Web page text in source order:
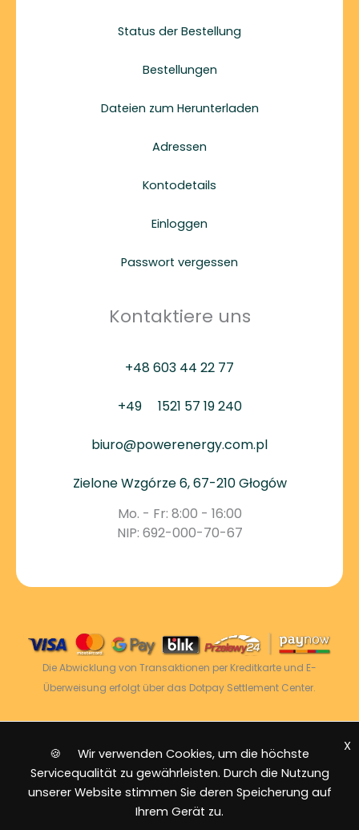
Status der Bestellung
Bestellungen
Dateien zum Herunterladen
Adressen
Kontodetails
Einloggen
Passwort vergessen
Kontaktiere uns
+48 603 44 22 77
+49 1521 57 19 240
biuro@powerenergy.com.pl
Zielone Wzgórze 6, 67-210 Głogów
Mo. - Fr: 8:00 - 16:00
NIP: 692-000-70-67
Die Abwicklung von Transaktionen per Kreditkarte und E-
Überweisung erfolgt über das Dotpay Settlement Center.
2026 © Power Energy - Alle Rechte vorbehalten
Sitemap
🍪 Wir verwenden Cookies, um die höchste
Servicequalität zu gewährleisten. Durch die Nutzung
unserer Website stimmen Sie deren Speicherung auf
Ihrem Gerät zu.
X